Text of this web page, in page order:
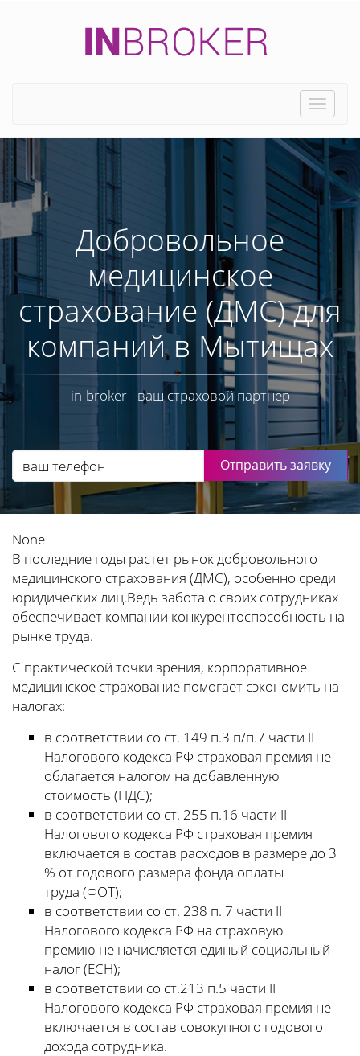
Toggle
Добровольное
медицинское
страхование (ДМС) для
компаний в Мытищах
in-broker - ваш страховой партнёр
Отправить заявку
None
В последние годы растет рынок добровольного
медицинского страхования (ДМС), особенно среди
юридических лиц.Ведь забота о своих сотрудниках
обеспечивает компании конкурентоспособность на
рынке труда.
С практической точки зрения, корпоративное
медицинское страхование помогает сэкономить на
налогах:
в соответствии со ст. 149 п.3 п/п.7 части II
Налогового кодекса РФ страховая премия не
облагается налогом на добавленную
стоимость (НДС);
в соответствии со ст. 255 п.16 части II
Налогового кодекса РФ страховая премия
включается в состав расходов в размере до 3
% от годового размера фонда оплаты
труда (ФОТ);
в соответствии со ст. 238 п. 7 части II
Налогового кодекса РФ на страховую
премию не начисляется единый социальный
налог (ЕСН);
в соответствии со ст.213 п.5 части II
Налогового кодекса РФ страховая премия не
включается в состав совокупного годового
дохода сотрудника.